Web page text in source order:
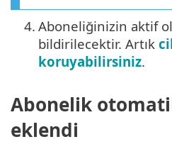
4. Aboneliğinizin aktif
bildirilecektir. Artık
koruyabilirsiniz.
Abonelik
eklendi